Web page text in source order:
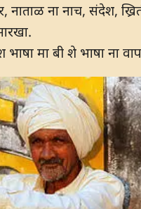
ना नाच, संदेश,
मा बी शे भाषा ना